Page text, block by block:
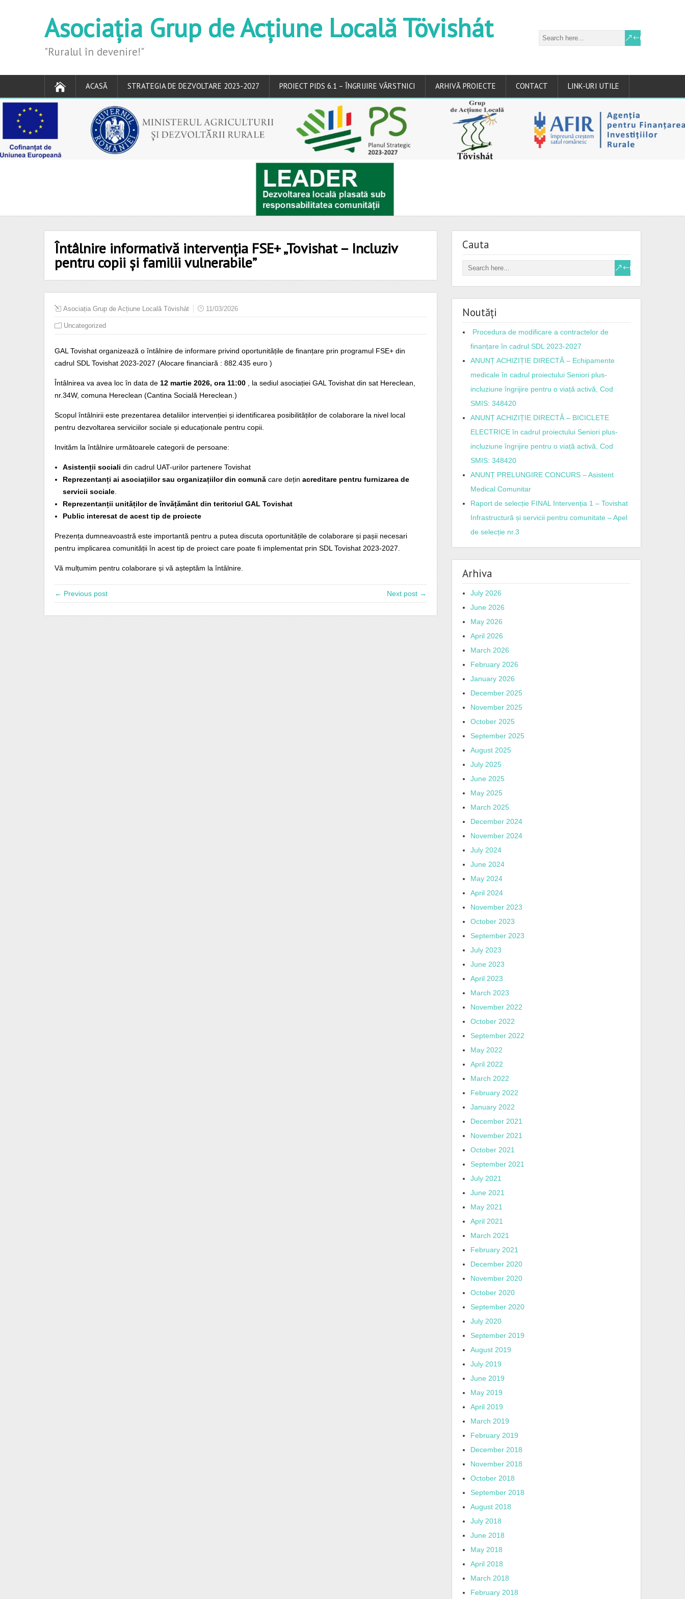
Asociația Grup de Acțiune Locală Tövishát
"Ruralul în devenire!"
ACASĂ STRATEGIA DE DEZVOLTARE 2023-2027 PROIECT PIDS 6.1 – ÎNGRIJIRE VÂRSTNICI ARHIVĂ PROIECTE CONTACT LINK-URI UTILE
Întâlnire informativă intervenția FSE+ „Tovishat – Incluziv
pentru copii și familii vulnerabile”
Asociația Grup de Acțiune Locală Tövishát 11/03/2026
Uncategorized
GAL Tovishat organizează o întâlnire de informare privind oportunitățile de finanțare prin programul FSE+ din
cadrul SDL Tovishat 2023-2027 (Alocare financiară : 882.435 euro )
Întâlnirea va avea loc în data de 12 martie 2026, ora 11:00 , la sediul asociației GAL Tovishat din sat Hereclean,
nr.34W, comuna Hereclean (Cantina Socială Hereclean.)
Scopul întâlnirii este prezentarea detaliilor intervenției și identificarea posibilităților de colaborare la nivel local
pentru dezvoltarea serviciilor sociale și educaționale pentru copii.
Invităm la întâlnire următoarele categorii de persoane:
Asistenții sociali din cadrul UAT-urilor partenere Tovishat
Reprezentanți ai asociațiilor sau organizațiilor din comună care dețin acreditare pentru furnizarea de
servicii sociale.
Reprezentanții unităților de învățământ din teritoriul GAL Tovishat
Public interesat de acest tip de proiecte
Prezența dumneavoastră este importantă pentru a putea discuta oportunitățile de colaborare și pașii necesari
pentru implicarea comunității în acest tip de proiect care poate fi implementat prin SDL Tovishat 2023-2027.
Vă mulțumim pentru colaborare și vă așteptăm la întâlnire.
← Previous post Next post →
Cauta
Noutăți
Procedura de modificare a contractelor de
finanțare în cadrul SDL 2023-2027
ANUNȚ ACHIZIȚIE DIRECTĂ – Echipamente
medicale în cadrul proiectului Seniori plus-
incluziune îngrijire pentru o viață activă, Cod
SMIS: 348420
ANUNȚ ACHIZIȚIE DIRECTĂ – BICICLETE
ELECTRICE în cadrul proiectului Seniori plus-
incluziune îngrijire pentru o viață activă, Cod
SMIS: 348420
ANUNȚ PRELUNGIRE CONCURS – Asistent
Medical Comunitar
Raport de selecție FINAL Intervenția 1 – Tovishat
Infrastructură și servicii pentru comunitate – Apel
de selecție nr.3
Arhiva
July 2026
June 2026
May 2026
April 2026
March 2026
February 2026
January 2026
December 2025
November 2025
October 2025
September 2025
August 2025
July 2025
June 2025
May 2025
March 2025
December 2024
November 2024
July 2024
June 2024
May 2024
April 2024
November 2023
October 2023
September 2023
July 2023
June 2023
April 2023
March 2023
November 2022
October 2022
September 2022
May 2022
April 2022
March 2022
February 2022
January 2022
December 2021
November 2021
October 2021
September 2021
July 2021
June 2021
May 2021
April 2021
March 2021
February 2021
December 2020
November 2020
October 2020
September 2020
July 2020
September 2019
August 2019
July 2019
June 2019
May 2019
April 2019
March 2019
February 2019
December 2018
November 2018
October 2018
September 2018
August 2018
July 2018
June 2018
May 2018
April 2018
March 2018
February 2018